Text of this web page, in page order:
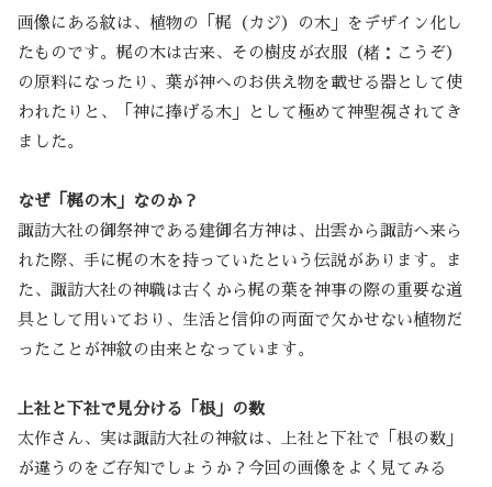
画像にある紋は、植物の「梶（カジ）の木」をデザイン化し
たものです。梶の木は古来、その樹皮が衣服（楮：こうぞ）
の原料になったり、葉が神へのお供え物を載せる器として使
われたりと、「神に捧げる木」として極めて神聖視されてき
ました。
なぜ「梶の木」なのか？
諏訪大社の御祭神である建御名方神は、出雲から諏訪へ来ら
れた際、手に梶の木を持っていたという伝説があります。ま
た、諏訪大社の神職は古くから梶の葉を神事の際の重要な道
具として用いており、生活と信仰の両面で欠かせない植物だ
ったことが神紋の由来となっています。
上社と下社で見分ける「根」の数
太作さん、実は諏訪大社の神紋は、上社と下社で「根の数」
が違うのをご存知でしょうか？今回の画像をよく見てみる